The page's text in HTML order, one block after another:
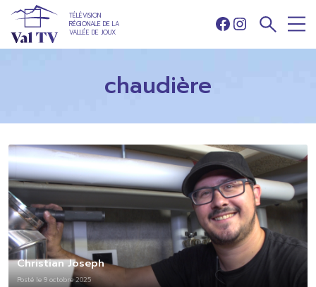
TÉLÉVISION
RÉGIONALE DE LA
VALLÉE DE JOUX
Facebook
Instagram
chaudière
Christian Joseph
Posté le 9 octobre 2025